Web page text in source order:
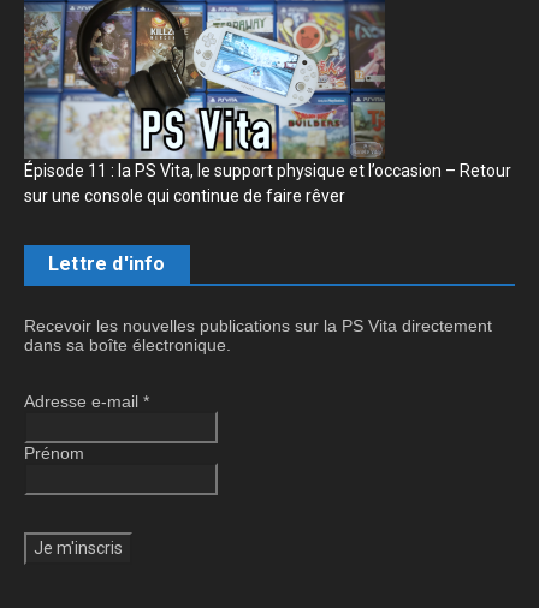
Épisode 11 : la PS Vita, le support physique et l’occasion – Retour
sur une console qui continue de faire rêver
Lettre d'info
Recevoir les nouvelles publications sur la PS Vita directement
dans sa boîte électronique.
Adresse e-mail *
Prénom